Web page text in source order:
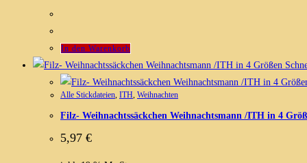
In den Warenkorb
Alle Stickdateien, ITH, Weihnachten
Filz- Weihnachtssäckchen Weihnachtsmann /ITH in 4
5,97 €